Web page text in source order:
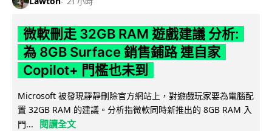
微軟刪走 32GB RAM 遊戲建議 分析:
為 8GB Surface 銷售鋪路 連自家
Copilot+ 門檻也未到
Microsoft 被發現靜靜刪除官方網站上，對遊戲玩家要為電腦配
置 32GB RAM 的建議。分析指微軟同時新推出的 8GB RAM 入
門...
閱讀全文